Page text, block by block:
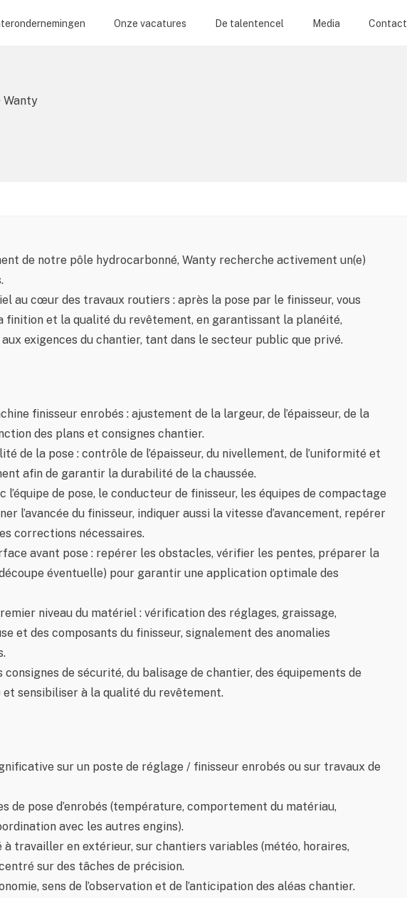
Onze vacatures De talentencel Media Contact
Wanty
de notre pôle hydrocarbonné, Wanty recherche activement un(e)
au cœur des travaux routiers : après la pose par le finisseur, vous
finition et la qualité du revêtement, en garantissant la planéité,
exigences du chantier, tant dans le secteur public que privé.
finisseur enrobés : ajustement de la largeur, de l’épaisseur, de la
des plans et consignes chantier.
de la pose : contrôle de l’épaisseur, du nivellement, de l’uniformité et
afin de garantir la durabilité de la chaussée.
de pose, le conducteur de finisseur, les équipes de compactage
l’avancée du finisseur, indiquer aussi la vitesse d’avancement, repérer
corrections nécessaires.
avant pose : repérer les obstacles, vérifier les pentes, préparer la
éventuelle) pour garantir une application optimale des
niveau du matériel : vérification des réglages, graissage,
et des composants du finisseur, signalement des anomalies
de sécurité, du balisage de chantier, des équipements de
sensibiliser à la qualité du revêtement.
sur un poste de réglage / finisseur enrobés ou sur travaux de
de pose d’enrobés (température, comportement du matériau,
avec les autres engins).
travailler en extérieur, sur chantiers variables (météo, horaires,
sur des tâches de précision.
sens de l’observation et de l’anticipation des aléas chantier.